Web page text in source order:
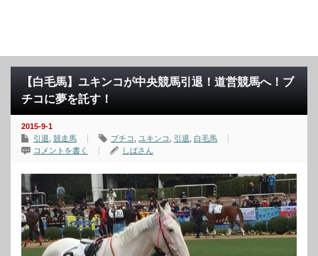
【白毛馬】ユキンコが中央競馬引退！道営競馬へ！ブ
チコに夢を託す！
2015-9-1
引退 競走馬 ブチコ ユキンコ 引退 白毛馬
コメントを書く
しばさん